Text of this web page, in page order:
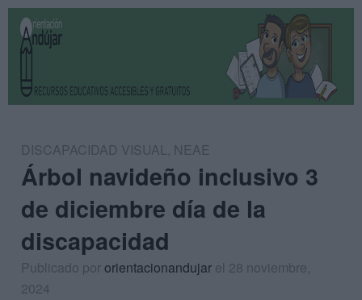
DISCAPACIDAD VISUAL, NEAE
Árbol navideño inclusivo 3
de diciembre día de la
discapacidad
Publicado pororientacionandujar el 28 noviembre,
2024